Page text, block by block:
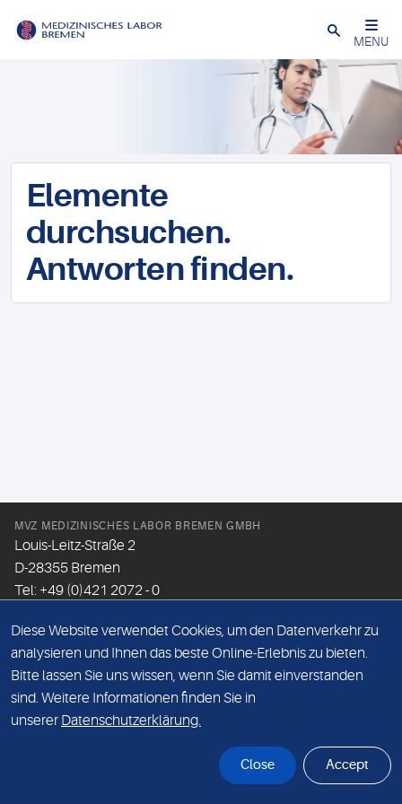
Schließen
MENU
Elemente
durchsuchen.
Antworten finden.
MVZ MEDIZINISCHES LABOR BREMEN GMBH
Louis-Leitz-Straße 2
D-28355 Bremen
Tel: +49 (0)421 2072 - 0
Email:info@mlhb.de
DATENSCHUTZ
IMPRESSUM
Diese Website verwendet Cookies, um den Datenverkehr zu
analysieren und Ihnen das beste Online-Erlebnis zu bieten.
Bitte lassen Sie uns wissen, wenn Sie damit einverstanden
sind. Weitere Informationen finden Sie in
unserer Datenschutzerklärung.
Close Accept